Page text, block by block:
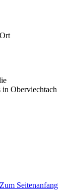
Ort
in Oberviechtach
Zum Seitenanfang